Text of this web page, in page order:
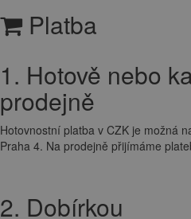
Platba
1. Hotově nebo
prodejně
Hotovnostní platba v CZK je možná
Praha 4. Na prodejně přijímáme
2. Dobírkou